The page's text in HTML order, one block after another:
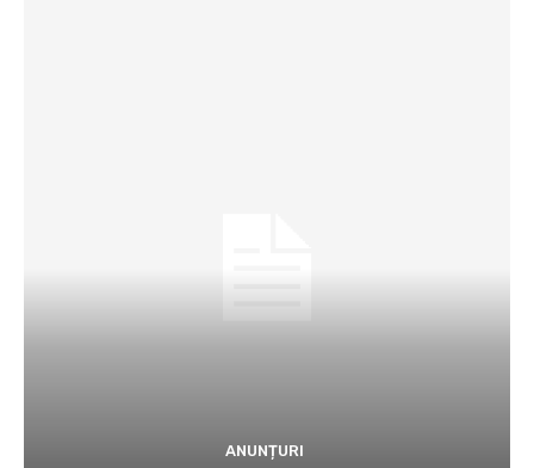
ANUNȚURI